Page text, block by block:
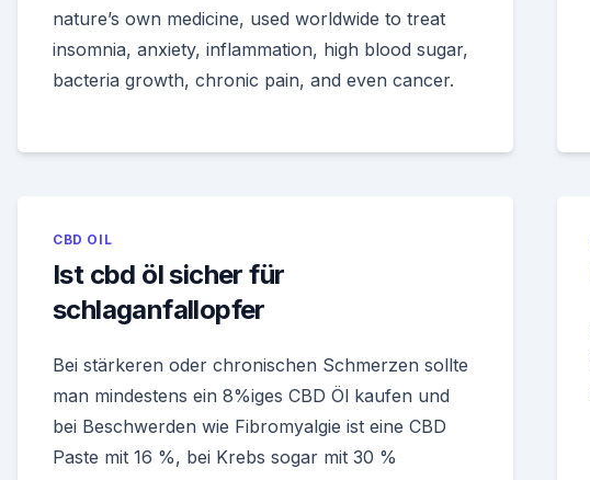
nature’s own medicine, used worldwide to treat
insomnia, anxiety, inflammation, high blood sugar,
bacteria growth, chronic pain, and even cancer.
CBD OIL
Ist cbd öl sicher für
schlaganfallopfer
Bei stärkeren oder chronischen Schmerzen sollte
man mindestens ein 8%iges CBD Öl kaufen und
bei Beschwerden wie Fibromyalgie ist eine CBD
Paste mit 16 %, bei Krebs sogar mit 30 %